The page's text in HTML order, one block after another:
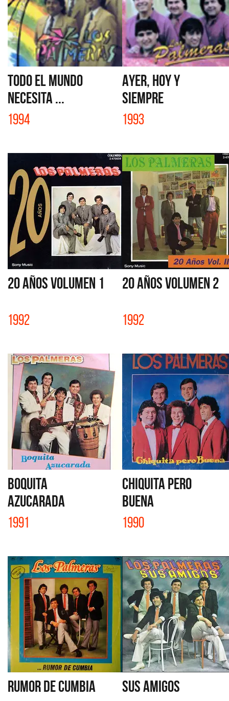
TODO EL MUNDO
NECESITA ...
1994
AYER, HOY Y
SIEMPRE
1993
20 AÑOS VOLUMEN 1
1992
20 AÑOS VOLUMEN 2
1992
BOQUITA
AZUCARADA
1991
CHIQUITA PERO
BUENA
1990
RUMOR DE CUMBIA SUS AMIGOS